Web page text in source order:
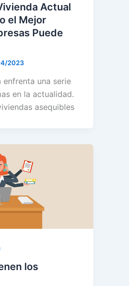
Actual
el Mejor
Puede
2023
enfrenta una serie
en la actualidad.
asequibles
los